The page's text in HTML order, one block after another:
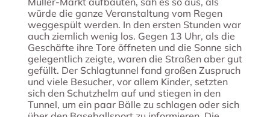
würde die ganze Veranstaltung vom Regen
weggespült werden. In den ersten Stunden war
auch ziemlich wenig los. Gegen 13 Uhr, als die
Geschäfte ihre Tore öffneten und die Sonne sich
gelegentlich zeigte, waren die Straßen aber gut
gefüllt. Der Schlagtunnel fand großen Zuspruch
und viele Besucher, vor allem Kinder, setzten
sich den Schutzhelm auf und stiegen in den
Tunnel, um ein paar Bälle zu schlagen oder sich